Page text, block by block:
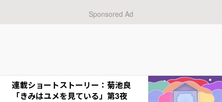
連載ショートストーリー：菊池良
「きみはユメを見ている」第3夜